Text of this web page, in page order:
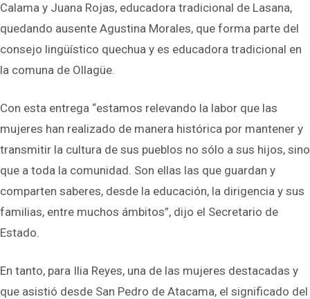
Calama y Juana Rojas, educadora tradicional de Lasana,
quedando ausente Agustina Morales, que forma parte del
consejo lingüístico quechua y es educadora tradicional en
la comuna de Ollagüe.
Con esta entrega “estamos relevando la labor que las
mujeres han realizado de manera histórica por mantener y
transmitir la cultura de sus pueblos no sólo a sus hijos, sino
que a toda la comunidad. Son ellas las que guardan y
comparten saberes, desde la educación, la dirigencia y sus
familias, entre muchos ámbitos”, dijo el Secretario de
Estado.
En tanto, para Ilia Reyes, una de las mujeres destacadas y
que asistió desde San Pedro de Atacama, el significado del